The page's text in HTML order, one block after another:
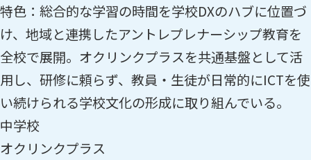
特色：総合的な学習の時間を学校DXのハブに位置づ
け、地域と連携したアントレプレナーシップ教育を
全校で展開。オクリンクプラスを共通基盤として活
用し、研修に頼らず、教員・生徒が日常的にICTを使
い続けられる学校文化の形成に取り組んでいる。
中学校
オクリンクプラス